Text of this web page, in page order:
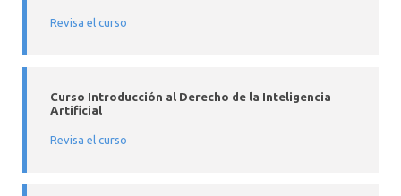
Revisa el curso
Curso Introducción al Derecho de la Inteligencia
Artificial
Revisa el curso